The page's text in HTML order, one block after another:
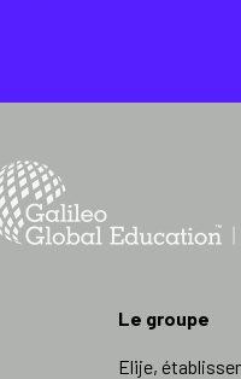
Le groupe
Elije,